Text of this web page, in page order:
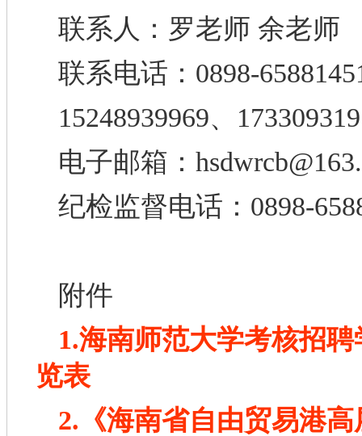
联系人：罗老师 余老师
联系电话：0898-
15248939969、
电子邮箱：
纪检监督电话：0898-
附件
1.海南师范大学考核招
览表
2.《海南省自由贸易港